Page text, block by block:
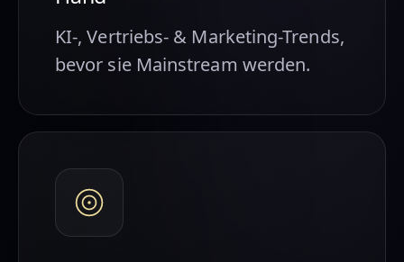
KI-, Vertriebs- & Marketing-Trends,
bevor sie Mainstream werden.